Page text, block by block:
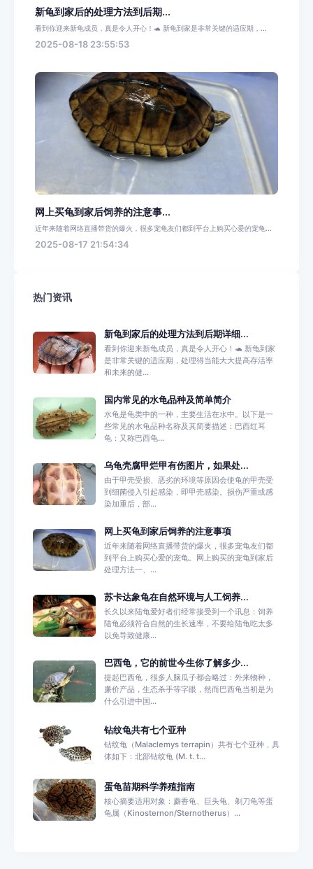
新龟到家后的处理方法到后期...
看到你迎来新龟成员，真是令人开心！🐢 新龟到家是非常关键的适应期，...
2025-08-18 23:55:53
网上买龟到家后饲养的注意事...
近年来随着网络直播带货的爆火，很多宠龟友们都到平台上购买心爱的宠龟...
2025-08-17 21:54:34
热门资讯
新龟到家后的处理方法到后期详细...
看到你迎来新龟成员，真是令人开心！🐢 新龟到家
是非常关键的适应期，处理得当能大大提高存活率
和未来的健...
国内常见的水龟品种及简单简介
水龟是龟类中的一种，主要生活在水中。以下是一
些常见的水龟品种名称及其简要描述：巴西红耳
龟：又称巴西龟...
乌龟壳腐甲烂甲有伤图片，如果处...
由于甲壳受损、恶劣的环境等原因会使龟的甲壳受
到细菌侵入引起感染，即甲壳感染。损伤严重或感
染加重后，部...
网上买龟到家后饲养的注意事项
近年来随着网络直播带货的爆火，很多宠龟友们都
到平台上购买心爱的宠龟。网上购买的宠龟到家后
处理方法一、...
苏卡达象龟在自然环境与人工饲养...
长久以来陆龟爱好者们经常接受到一个讯息：饲养
陆龟必须符合自然的生长速率，不要给陆龟吃太多
以免导致健康...
巴西龟，它的前世今生你了解多少...
提起巴西龟，很多人脑瓜子都会略过：外来物种，
廉价产品，生态杀手等字眼，然而巴西龟当初是为
什么引进中国...
钻纹龟共有七个亚种
钻纹龟（Malaclemys terrapin）共有七个亚种，具
体如下：北部钻纹龟 (M. t. t...
蛋龟苗期科学养殖指南
核心摘要适用对象：麝香龟、巨头龟、剃刀龟等蛋
龟属（Kinosternon/Sternotherus）...